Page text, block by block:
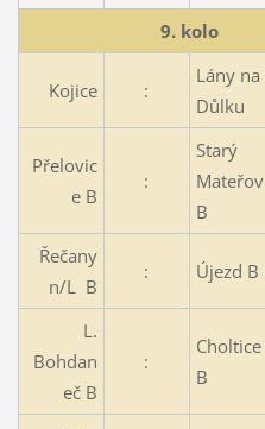
9. kolo
Kojice :
Lány na
Důlku
Přelovic
e B
:
Starý
Mateřov
B
Řečany
n/L B
: Újezd B
L.
Bohdan
eč B
:
Choltice
B